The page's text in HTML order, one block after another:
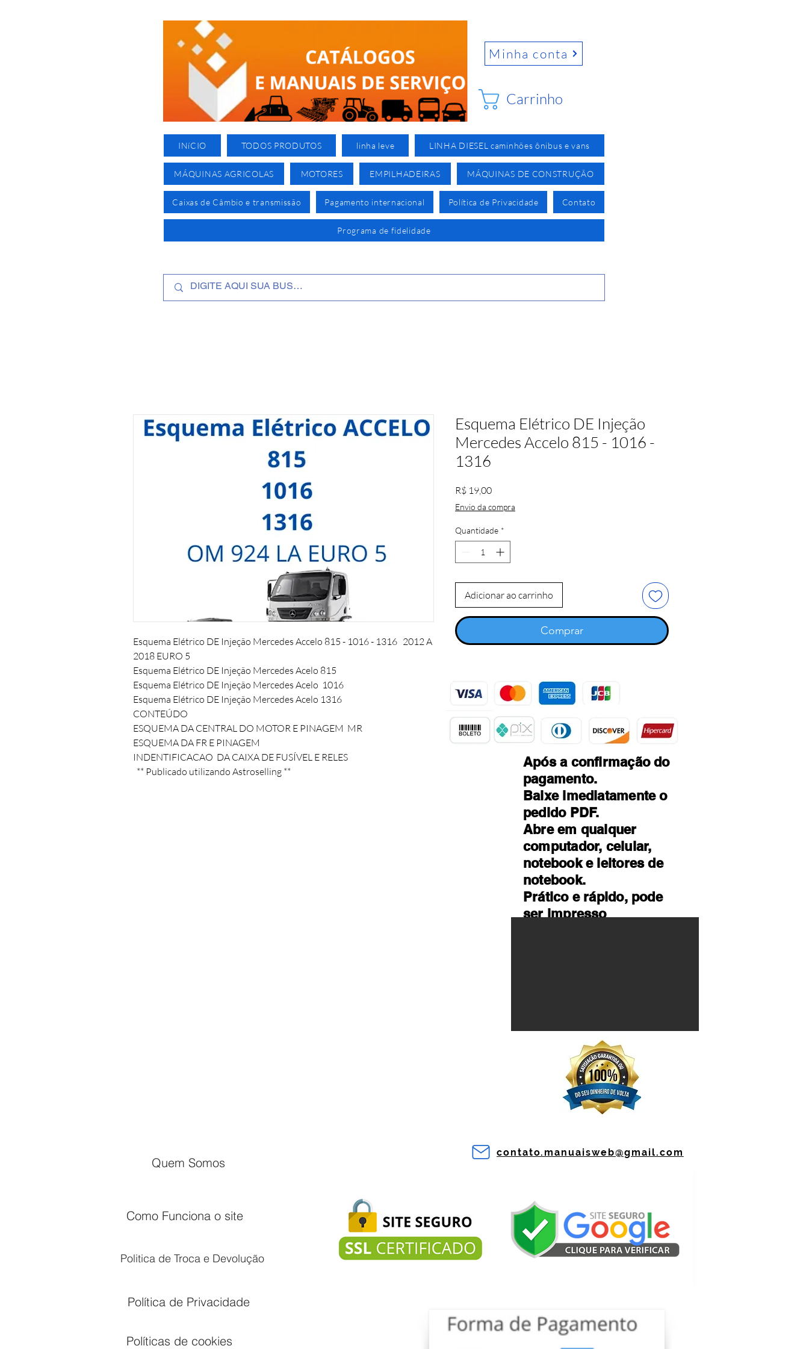
Minha conta
Carrinho
INíCIO TODOS PRODUTOS linha leve LINHA DIESEL caminhões ônibus e vans
MÁQUINAS AGRICOLAS MOTORES EMPILHADEIRAS MÁQUINAS DE CONSTRUÇÃO
Caixas de Câmbio e transmissão Pagamento internacional Política de Privacidade Contato
Programa de fidelidade
Esquema Elétrico DE Injeção Mercedes Accelo 815 - 1016 - 1316   2012 A
2018 EURO 5
Esquema Elétrico DE Injeção Mercedes Acelo 815
Esquema Elétrico DE Injeção Mercedes Acelo  1016
Esquema Elétrico DE Injeção Mercedes Acelo 1316
CONTEÚDO
ESQUEMA DA CENTRAL DO MOTOR E PINAGEM  MR
ESQUEMA DA FR E PINAGEM
INDENTIFICACAO  DA CAIXA DE FUSÍVEL E RELES
** Publicado utilizando Astroselling **
Esquema Elétrico DE Injeção
Mercedes Accelo 815 - 1016 -
1316
R$ 19,00Preço
Envio da compra
Quantidade *
Adicionar ao carrinho
Comprar
Após a confirmação do
pagamento.
Baixe imediatamente o
pedido PDF.
Abre em qualquer
computador, celular,
notebook e leitores de
notebook.
Prático e rápido, pode
ser impresso
Quem Somos
Como Funciona o site
Politica de Troca e Devolução
Política de Privacidade
contato.manuaisweb@gmail.com
Políticas de cookies